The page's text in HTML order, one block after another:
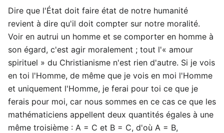
Dire que l'État doit faire état de notre humanité
revient à dire qu'il doit compter sur notre moralité.
Voir en autrui un homme et se comporter en homme à
son égard, c'est agir moralement ; tout l'« amour
spirituel » du Christianisme n'est rien d'autre. Si je vois
en toi l'Homme, de même que je vois en moi l'Homme
et uniquement l'Homme, je ferai pour toi ce que je
ferais pour moi, car nous sommes en ce cas ce que les
mathématiciens appellent deux quantités égales à une
même troisième : A = C et B = C, d'où A = B,